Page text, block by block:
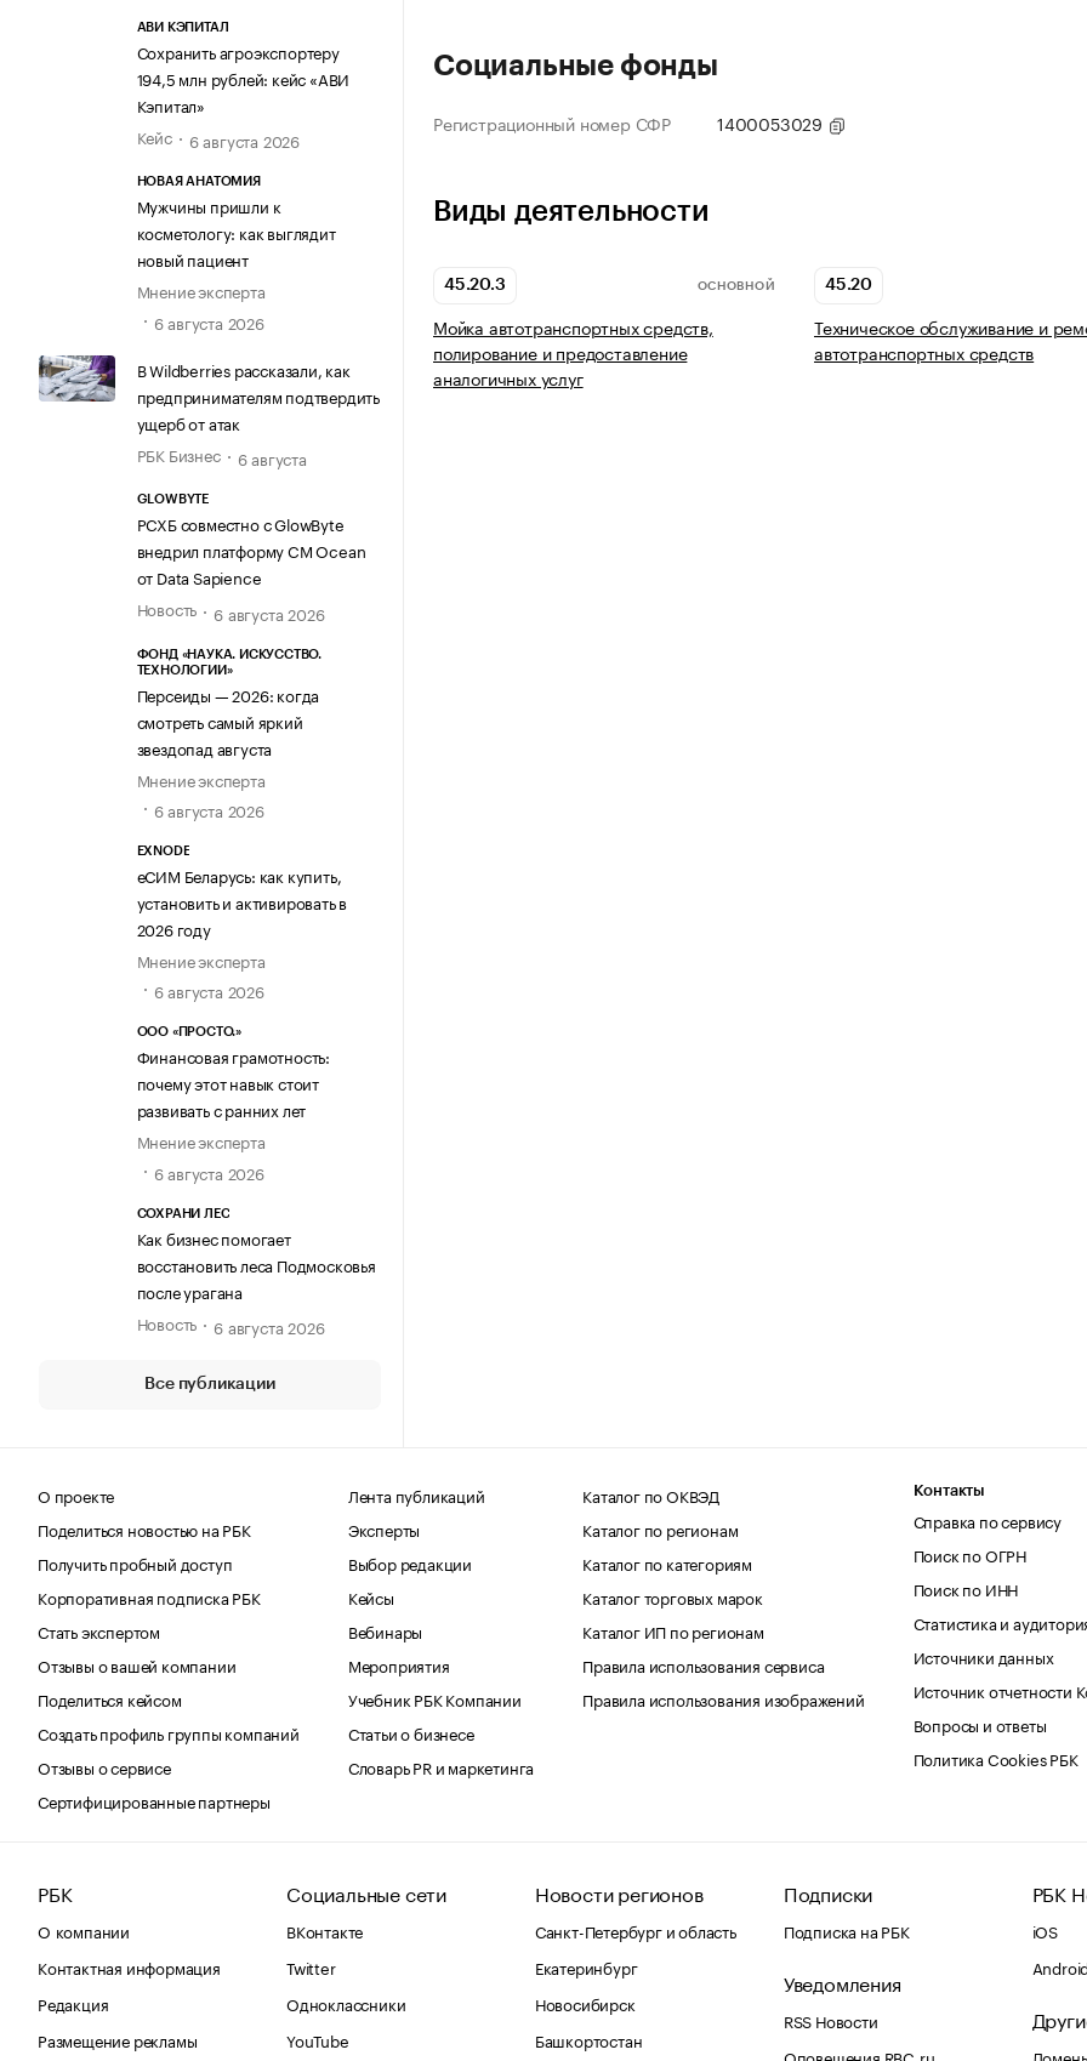
АВИ КЭПИТАЛ
Сохранить агроэкспортеру
194,5 млн рублей: кейс «АВИ
Кэпитал»
Кейс
6 августа 2026
НОВАЯ АНАТОМИЯ
Мужчины пришли к
косметологу: как выглядит
новый пациент
Мнение эксперта
6 августа 2026
В Wildberries рассказали, как
предпринимателям подтвердить
ущерб от атак
РБК Бизнес
6 августа
GLOWBYTE
РСХБ совместно с GlowByte
внедрил платформу CM Ocean
от Data Sapience
Новость
6 августа 2026
ФОНД «НАУКА. ИСКУССТВО.
ТЕХНОЛОГИИ»
Персеиды — 2026: когда
смотреть самый яркий
звездопад августа
Мнение эксперта
6 августа 2026
EXNODE
еСИМ Беларусь: как купить,
установить и активировать в
2026 году
Мнение эксперта
6 августа 2026
ООО «ПРОСТО.»
Финансовая грамотность:
почему этот навык стоит
развивать с ранних лет
Мнение эксперта
6 августа 2026
СОХРАНИ ЛЕС
Как бизнес помогает
восстановить леса Подмосковья
после урагана
Новость
6 августа 2026
Все публикации
Социальные фонды
Регистрационный номер СФР 1400053029
Виды деятельности
45.20.3 ОСНОВНОЙ
Мойка автотранспортных средств,
полирование и предоставление
аналогичных услуг
45.20
Техническое обслуживание и
автотранспортных средств
О проекте
Поделиться новостью на РБК
Получить пробный доступ
Корпоративная подписка РБК
Стать экспертом
Отзывы о вашей компании
Поделиться кейсом
Создать профиль группы компаний
Отзывы о сервисе
Сертифицированные партнеры
Лента публикаций
Эксперты
Выбор редакции
Кейсы
Вебинары
Мероприятия
Учебник РБК Компании
Статьи о бизнесе
Словарь PR и маркетинга
Каталог по ОКВЭД
Каталог по регионам
Каталог по категориям
Каталог торговых марок
Каталог ИП по регионам
Правила использования сервиса
Правила использования изображений
Контакты
Справка по сервису
Поиск по ОГРН
Поиск по ИНН
Статистика и
Источники данных
Источник отчетности
Вопросы и ответы
Политика Cookies РБК
РБК
О компании
Контактная информация
Редакция
Размещение рекламы
Социальные сети
ВКонтакте
Twitter
Одноклассники
YouTube
Новости регионов
Санкт-Петербург и область
Екатеринбург
Новосибирск
Башкортостан
Подписки
Подписка на РБК
Уведомления
RSS Новости
Оповещения RBC.ru
РБК
iOS